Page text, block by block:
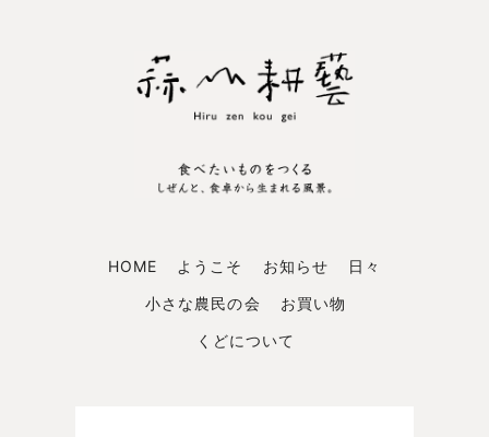
HOME ようこそ お知らせ
日々
小さな農民の会
お買い物
くどについて